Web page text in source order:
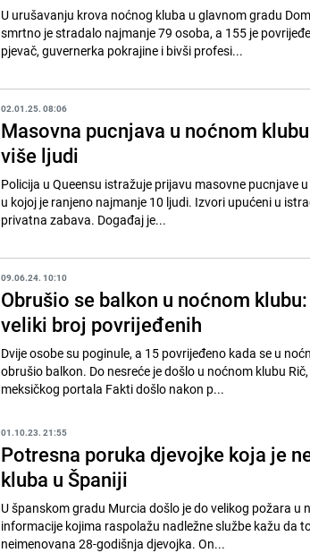
U urušavanju krova noćnog kluba u glavnom gradu
smrtno je stradalo najmanje 79 osoba, a 155 je
pjevač, guvernerka pokrajine i bivši profesi...
02.01.25. 08:06
Masovna pucnjava u noćnom
više ljudi
Policija u Queensu istražuje prijavu masovne pucnjave
u kojoj je ranjeno najmanje 10 ljudi. Izvori upućeni u
privatna zabava. Događaj je...
09.06.24. 10:10
Obrušio se balkon u noćnom
veliki broj povrijeđenih
Dvije osobe su poginule, a 15 povrijeđeno kada se u
obrušio balkon. Do nesreće je došlo u noćnom klubu
meksičkog portala Fakti došlo nakon p...
01.10.23. 21:55
Potresna poruka djevojke koja je
kluba u Španiji
U španskom gradu Murcia došlo je do velikog požara
informacije kojima raspolažu nadležne službe kažu da
neimenovana 28-godišnja djevojka. On...